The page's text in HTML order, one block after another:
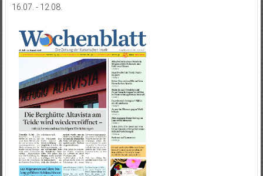
16.07. - 12.08.